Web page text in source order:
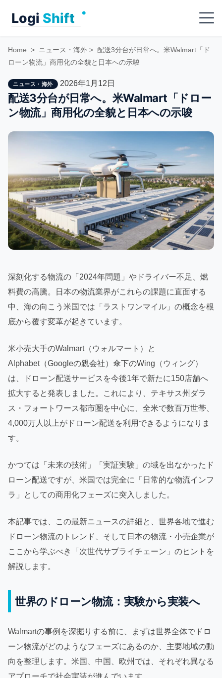
Menu
Home > ニュース・海外 > 配送3分台が日常へ。米Walmart「ド
ローン物流」商用化の全貌と日本への示唆
ニュース・海外 2026年1月12日
配送3分台が日常へ。米Walmart「ドロー
ン物流」商用化の全貌と日本への示唆
深刻化する物流の「2024年問題」やドライバー不足、燃
料費の高騰。日本の物流業界がこれらの課題に直面する
中、海の向こう米国では「ラストワンマイル」の概念を根
底から覆す変革が起きています。
米小売大手のWalmart（ウォルマート）と
Alphabet（Googleの親会社）傘下のWing（ウィング）
は、ドローン配送サービスを今後1年で新たに150店舗へ
拡大すると発表しました。これにより、テキサス州ダラ
ス・フォートワース都市圏を中心に、全米で数百万世帯、
4,000万人以上がドローン配送を利用できるようになりま
す。
かつては「未来の技術」「実証実験」の域を出なかったド
ローン配送ですが、米国では完全に「日常的な物流インフ
ラ」としての商用化フェーズに突入しました。
本記事では、この最新ニュースの詳細と、世界各地で進む
ドローン物流のトレンド、そして日本の物流・小売企業が
ここから学ぶべき「次世代サプライチェーン」のヒントを
解説します。
世界のドローン物流：実験から実装へ
Walmartの事例を深掘りする前に、まずは世界全体でドロ
ーン物流がどのようなフェーズにあるのか、主要地域の動
向を整理します。米国、中国、欧州では、それぞれ異なる
アプローチで社会実装が進んでいます。